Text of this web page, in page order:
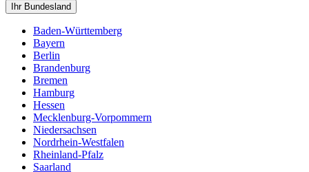
Ihr Bundesland
Baden-Württemberg
Bayern
Berlin
Brandenburg
Bremen
Hamburg
Hessen
Mecklenburg-Vorpommern
Niedersachsen
Nordrhein-Westfalen
Rheinland-Pfalz
Saarland